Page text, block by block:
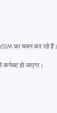
का चयन कर रहे हैं।
हो जाएगा।